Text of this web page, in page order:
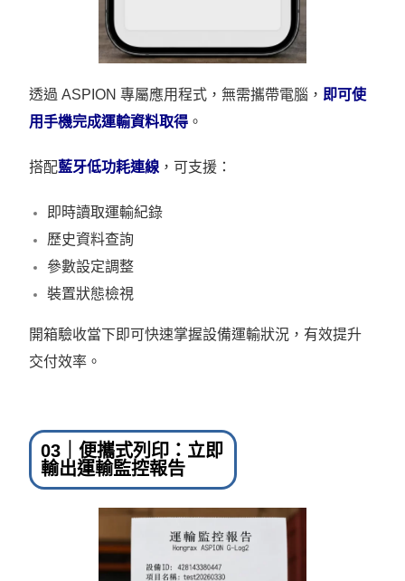
透過 ASPION 專屬應用程式，無需攜帶電腦， 即可使
用手機完成運輸資料取得 。
搭配藍牙低功耗連線 ，可支援：
即時讀取運輸紀錄
歷史資料查詢
參數設定調整
裝置狀態檢視
開箱驗收當下即可快速掌握設備運輸狀況，有效提升
交付效率。
03｜便攜式列印：立即
輸出運輸監控報告